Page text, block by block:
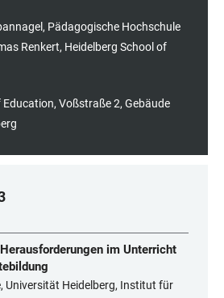
Pädagogische Hochschule
Renkert, Heidelberg School of
Voßstraße 2, Gebäude
im Unterricht
Universität Heidelberg, Institut für